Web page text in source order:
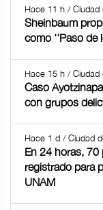
Hace 11 h / Ciudad
Sheinbaum
como ''Paso de
Hace 15 h / Ciudad
Caso
con grupos
Hace 1 d / Ciudad
En 24 horas, 70
registrado para
UNAM